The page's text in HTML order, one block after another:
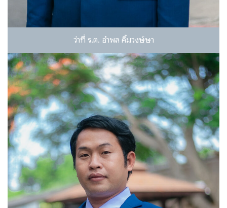
ว่าที่ ร.ต. อำพล คิ้มวงษ์ษา